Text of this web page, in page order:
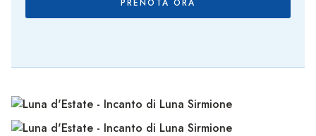
PRENOTA ORA